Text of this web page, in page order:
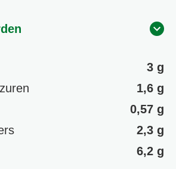
3 g
1,6 g
0,57 g
2,3 g
6,2 g